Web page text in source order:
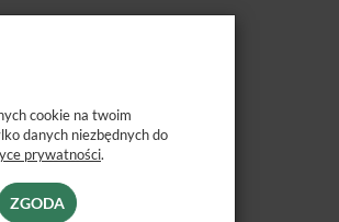
BC Sealer
, dzięki
cookie na twoim
danych niezbędnych do
prywatności.
ZGODA